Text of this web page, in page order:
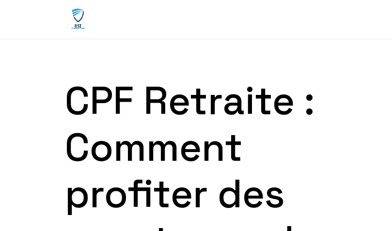
CPF Retraite :
Comment
profiter des